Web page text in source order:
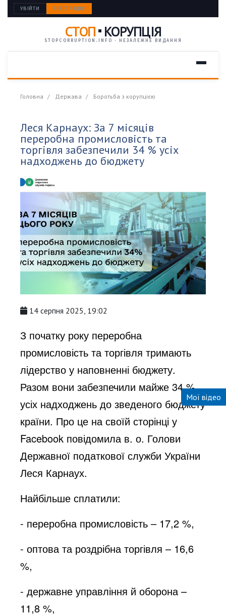
УВІЙТИ РЕЄСТРАЦІЯ
СТОП КОРУПЦІЯ
STOPCORRUPTION.INFO · НЕЗАЛЕЖНЕ ВИДАННЯ
Головна Держава Боротьба з корупцією
Леся Карнаух: За 7 місяців
переробна промисловість та
торгівля забезпечили 34 % усіх
надходжень до бюджету
14 серпня 2025, 19:02
З початку року переробна
промисловість та торгівля тримають
лідерство у наповненні бюджету.
Разом вони забезпечили майже 34 %
усіх надходжень до зведеного бюджету
країни. Про це насвоїй сторінці у
Facebook повідомила в. о. Голови
Державної податкової служби України
Леся Карнаух.
Найбільше сплатили:
- переробна промисловість – 17,2 %,
- оптова та роздрібна торгівля – 16,6
%,
- державне управління й оборона –
11,8 %,
Мої відео